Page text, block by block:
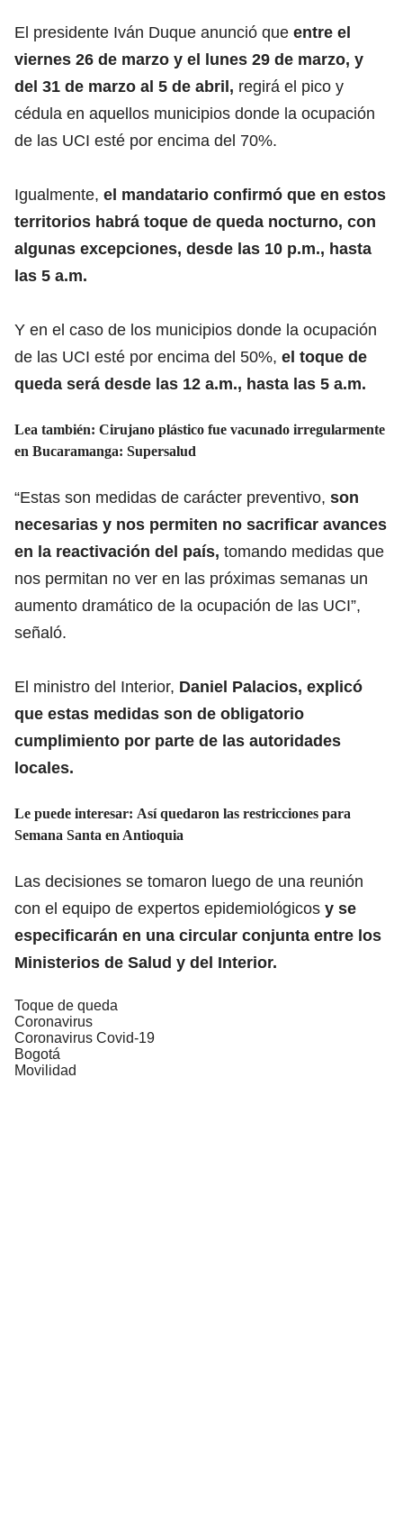
El presidente Iván Duque anunció que entre el
viernes 26 de marzo y el lunes 29 de marzo, y
del 31 de marzo al 5 de abril, regirá el pico y
cédula en aquellos municipios donde la ocupación
de las UCI esté por encima del 70%.
Igualmente, el mandatario confirmó que en estos
territorios habrá toque de queda nocturno, con
algunas excepciones, desde las 10 p.m., hasta
las 5 a.m.
Y en el caso de los municipios donde la ocupación
de las UCI esté por encima del 50%, el toque de
queda será desde las 12 a.m., hasta las 5 a.m.
Lea también: Cirujano plástico fue vacunado irregularmente
en Bucaramanga: Supersalud
“Estas son medidas de carácter preventivo, son
necesarias y nos permiten no sacrificar avances
en la reactivación del país, tomando medidas que
nos permitan no ver en las próximas semanas un
aumento dramático de la ocupación de las UCI”,
señaló.
El ministro del Interior, Daniel Palacios, explicó
que estas medidas son de obligatorio
cumplimiento por parte de las autoridades
locales.
Le puede interesar: Así quedaron las restricciones para
Semana Santa en Antioquia
Las decisiones se tomaron luego de una reunión
con el equipo de expertos epidemiológicos y se
especificarán en una circular conjunta entre los
Ministerios de Salud y del Interior.
Toque de queda
Coronavirus
Coronavirus Covid-19
Bogotá
Movilidad